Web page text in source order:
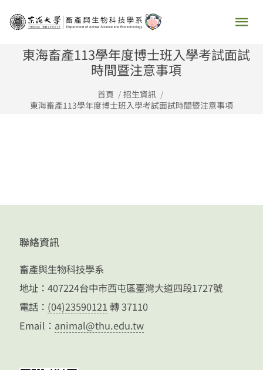
主
要
單
東海畜產113學年度博士班入學考試面試
時間暨注意事項
首頁
招生資訊
東海畜產113學年度博士班入學考試面試時間暨注意事項
聯絡資訊
畜產與生物科技學系
地址：407224台中市西屯區臺灣大道四段1727號
電話： (04)23590121 轉 37110
Email： animal@thu.edu.tw